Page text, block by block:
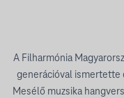
A Filharmónia
generációval ismertette
Mesélő muzsika